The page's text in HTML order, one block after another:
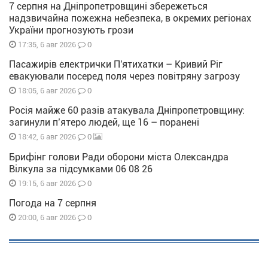
7 серпня на Дніпропетровщині збережеться
надзвичайна пожежна небезпека, в окремих регіонах
України прогнозують грози
17:35, 6 авг 2026 0
Пасажирів електрички П'ятихатки – Кривий Ріг
евакуювали посеред поля через повітряну загрозу
18:05, 6 авг 2026 0
Росія майже 60 разів атакувала Дніпропетровщину:
загинули п’ятеро людей, ще 16 – поранені
18:42, 6 авг 2026 0
Брифінг голови Ради оборони міста Олександра
Вілкула за підсумками 06 08 26
19:15, 6 авг 2026 0
Погода на 7 серпня
20:00, 6 авг 2026 0